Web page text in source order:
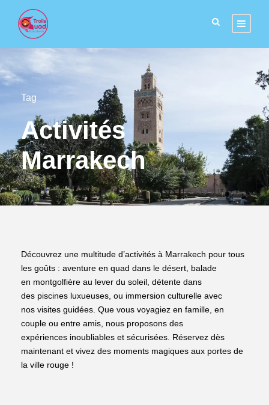
Tag
Activités
Marrakech
Découvrez une multitude d’activités à Marrakech pour tous
les goûts : aventure en quad dans le désert, balade
en montgolfière au lever du soleil, détente dans
des piscines luxueuses, ou immersion culturelle avec
nos visites guidées. Que vous voyagiez en famille, en
couple ou entre amis, nous proposons des
expériences inoubliables et sécurisées. Réservez dès
maintenant et vivez des moments magiques aux portes de
la ville rouge !